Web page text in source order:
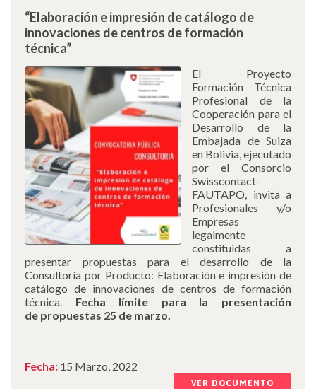
“Elaboración e impresión de catálogo de
innovaciones de centros de formación
técnica”
El Proyecto
Formación Técnica
Profesional de la
Cooperación para el
Desarrollo de la
Embajada de Suiza
en Bolivia, ejecutado
por el Consorcio
Swisscontact-
FAUTAPO, invita a
Profesionales y/o
Empresas
legalmente
constituidas a
presentar propuestas para el desarrollo de la
Consultoría por Producto: Elaboración e impresión de
catálogo de innovaciones de centros de formación
técnica.
Fecha límite para la presentación
de propuestas 25 de marzo.
Fecha: 15 Marzo, 2022
VER DOCUMENTO